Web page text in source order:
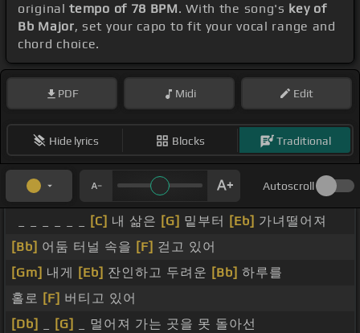
originaltempo of 78 BPM. With the song's key of
Bb Major, set your capo to fit your vocal range and
chord choice.
PDF Midi Edit
Hide lyrics Blocks Traditional
Autoscroll
[C] 내 삶은 [G] 밑부터 [Eb] 가녀떨어져
[Bb] 어둠 터널 속을 [F] 걷고 있어
[Gm] 내게 [Eb] 잔인하고 두려운 [Bb] 하루를
홀로 [F] 버티고 있어
[Db]
[G]
_ 멀어져 가는 곳을 못 돌아선